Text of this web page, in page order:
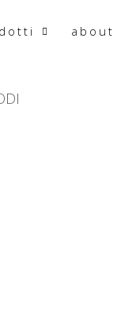
about